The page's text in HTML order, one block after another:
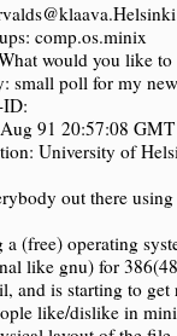
comp.os.minix
would you like
small poll for my
ID:
91 20:57:08 GMT
University of
out there
(free) operating
like gnu) for
and is starting to
like/dislike in